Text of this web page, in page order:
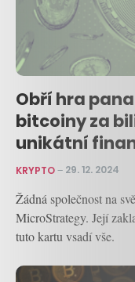
Obří hra
bitcoiny za
unikátní
KRYPTO– 29. 12. 2024
Žádná společnost na
MicroStrategy. Její
tuto kartu vsadí vše.